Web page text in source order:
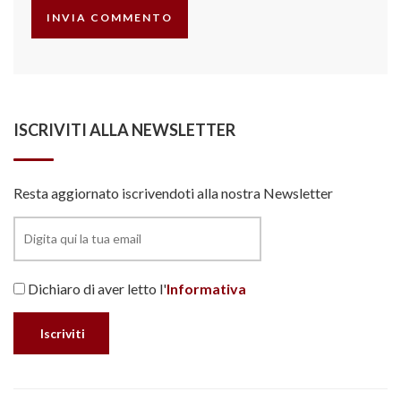
ISCRIVITI ALLA NEWSLETTER
Resta aggiornato iscrivendoti alla nostra Newsletter
Dichiaro di aver letto l'Informativa